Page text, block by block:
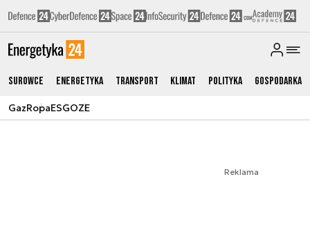
Surowce Energetyka Transport Klimat Polityka Gospodarka
GazRopaESGOZE
Reklama